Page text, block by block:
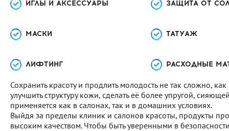
ИГЛЫ И АКСЕССУАРЫ ЗАЩИТА ОТ
МАСКИ ТАТУАЖ
ЛИФТИНГ РАСХОДНЫЕ
Сохранить красоту и продлить молодость не так сложно,
улучшить структуру кожи, сделать её более упругой,
применяется как в салонах, так и в домашних условиях.
Выйдя за пределы клиник и салонов красоты, продукты
высоким качеством. Чтобы быть уверенными в